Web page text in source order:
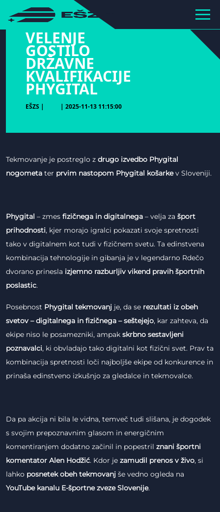
hihiiiiiiiiiii
VELENJE
GOSTILO
DRŽAVNE
KVALIFIKACIJE
PHYGITAL
EŠZS | | 2025-11-13 11:15:00
Tekmovanje je postreglo z drugo izvedbo Phygital
nogometa ter prvim nastopom Phygital košarkev Sloveniji.
Phygital – zmes fizičnega in digitalnega – velja za šport
prihodnosti, kjer morajo igralci pokazati svoje spretnosti
tako v digitalnem kot tudi v fizičnem svetu. Ta edinstvena
kombinacija tehnologije in gibanja je v legendarno Rdečo
dvorano prinesla izjemno razburljiv vikend pravih športnih
poslastic.
Posebnost Phygital tekmovanj je, da se rezultati iz obeh
svetov – digitalnega in fizičnega – seštejejo, kar zahteva, da
ekipe niso le posamezniki, ampak skrbno sestavljeni
poznavalci, ki obvladajo tako digitalni kot fizični svet. Prav ta
kombinacija spretnosti loči najboljše ekipe od konkurence in
prinaša edinstveno izkušnjo za gledalce in tekmovalce.
Da pa akcija ni bila le vidna, temveč tudi slišana, je dogodek
s svojim prepoznavnim glasom in energičnim
komentiranjem dodatno začinil in popestril znani športni
komentator Alen Hodžić. Kdor je zamudil prenos v živo, si
lahko posnetek obeh tekmovanj še vedno ogleda na
YouTube kanalu E-športne zveze Slovenije.